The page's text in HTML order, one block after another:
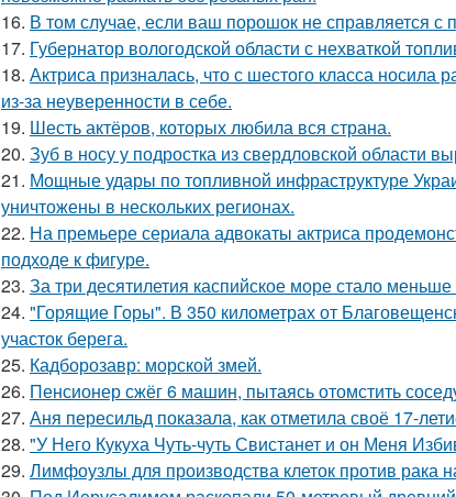
16. В том случае, если ваш порошок не справляется с
17. Губернатор вологодской области с нехваткой
18. Актриса призналась, что с шестого класса
из-за неуверенности в себе.
19. Шесть актёров, которых любила вся страна.
20. Зуб в носу у подростка из свердловской области
21. Мощные удары по топливной инфраструктуре
уничтожены в нескольких регионах.
22. На премьере сериала адвокаты актриса
подходе к фигуре.
23. За три десятилетия каспийское море стало
24. "Горящие Горы". В 350 километрах от
участок берега.
25. Кадборозавр: морской змей.
26. Пенсионер сжёг 6 машин, пытаясь отомстить
27. Аня пересильд показала, как отметила своё 17-
28. "У Него Кукуха Чуть-чуть Свистанет и он Меня
29. Лимфоузлы для производства клеток против рака